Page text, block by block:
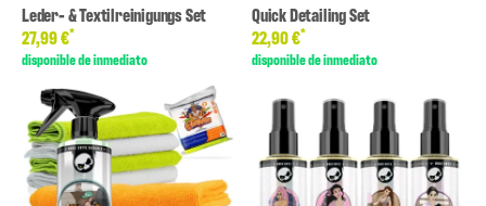
Leder- & Textilreinigungs Set
27,99 €*
disponible de inmediato
Quick Detailing Set
22,90 €*
disponible de inmediato